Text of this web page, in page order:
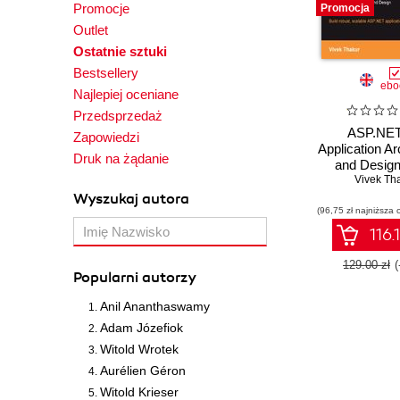
Promocje
Outlet
Ostatnie sztuki
Bestsellery
Najlepiej oceniane
Przedsprzedaż
Zapowiedzi
Druk na żądanie
Wyszukaj autora
Popularni autorzy
Anil Ananthaswamy
Adam Józefiok
Witold Wrotek
Aurélien Géron
Witold Krieser
Promocja
Application
and
robust,
quickly
Vivek
(96,75 zł najniższa
129.00 zł